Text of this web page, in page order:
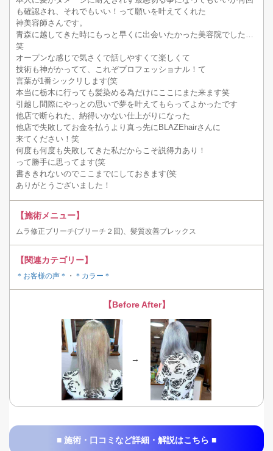
も確認され、それでもいい！って願いを叶えてくれた
神美容師さんです。
青森に越してきた時にもっと早くに出会いたかった美容院でした…
笑
オープンな感じで気さくで話しやすくて楽しくて
技術も神がかってて、これぞプロフェッショナル！て
言葉が1番シックリします(笑
本当に栃木に行っても髪染める為だけにここにまた来ます笑
引越し間際にやっとの思いで夢を叶えてもらってよかったです
他店で断られた、納得いかない仕上がりになった
他店で失敗してお金を払うより真っ先にBLAZEhairさんに
来てください！笑
何度も何度も失敗してきた私だからこそ説得力あり！
って勝手に思ってます(笑
書ききれないのでここまでにしておきます(笑
ありがとうございました！
【施術メニュー】
ムラ修正ブリーチ(ブリーチ２回)、髪質改善プレックス
【関連カテゴリー】
＊お客様の声＊ ・ ＊カラー＊
【Before After】
→
■ 施術・口コミなど詳細・解説はこちら ■